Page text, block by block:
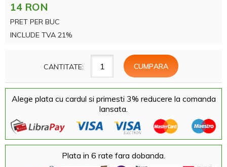
14 RON
PRET PER BUC
INCLUDE TVA 21%
CANTITATE:
Alege plata cu cardul si primesti 3% reducere la comanda
lansata.
Plata in 6 rate fara dobanda.